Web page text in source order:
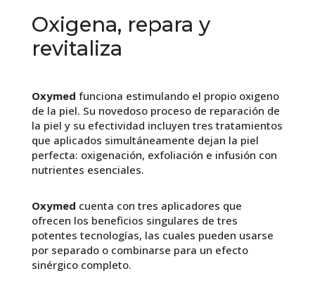
Oxigena, repara y
revitaliza
Oxymed funciona estimulando el propio oxigeno
de la piel. Su novedoso proceso de reparación de
la piel y su efectividad incluyen tres tratamientos
que aplicados simultáneamente dejan la piel
perfecta: oxigenación, exfoliación e infusión con
nutrientes esenciales.
Oxymed cuenta con tres aplicadores que
ofrecen los beneficios singulares de tres
potentes tecnologías, las cuales pueden usarse
por separado o combinarse para un efecto
sinérgico completo.